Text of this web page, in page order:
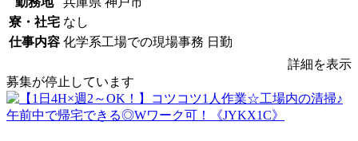
寮・社宅 なし
仕事内容 化学系工場での現場事務 日勤
詳細を表示
募集が停止しています